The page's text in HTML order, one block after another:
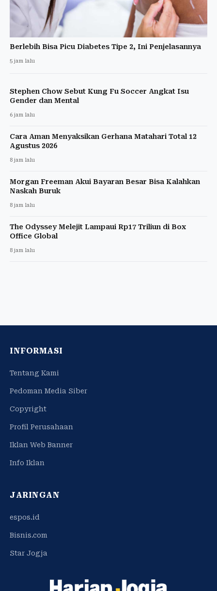
Berlebih Bisa Picu Diabetes Tipe 2, Ini Penjelasannya
5 jam lalu
Stephen Chow Sebut Kung Fu Soccer Angkat Isu
Gender dan Mental
6 jam lalu
Cara Aman Menyaksikan Gerhana Matahari Total 12
Agustus 2026
8 jam lalu
Morgan Freeman Akui Bayaran Besar Bisa Kalahkan
Naskah Buruk
8 jam lalu
The Odyssey Melejit Lampaui Rp17 Triliun di Box
Office Global
8 jam lalu
INFORMASI
Tentang Kami
Pedoman Media Siber
Copyright
Profil Perusahaan
Iklan Web Banner
Info Iklan
JARINGAN
espos.id
Bisnis.com
Star Jogja